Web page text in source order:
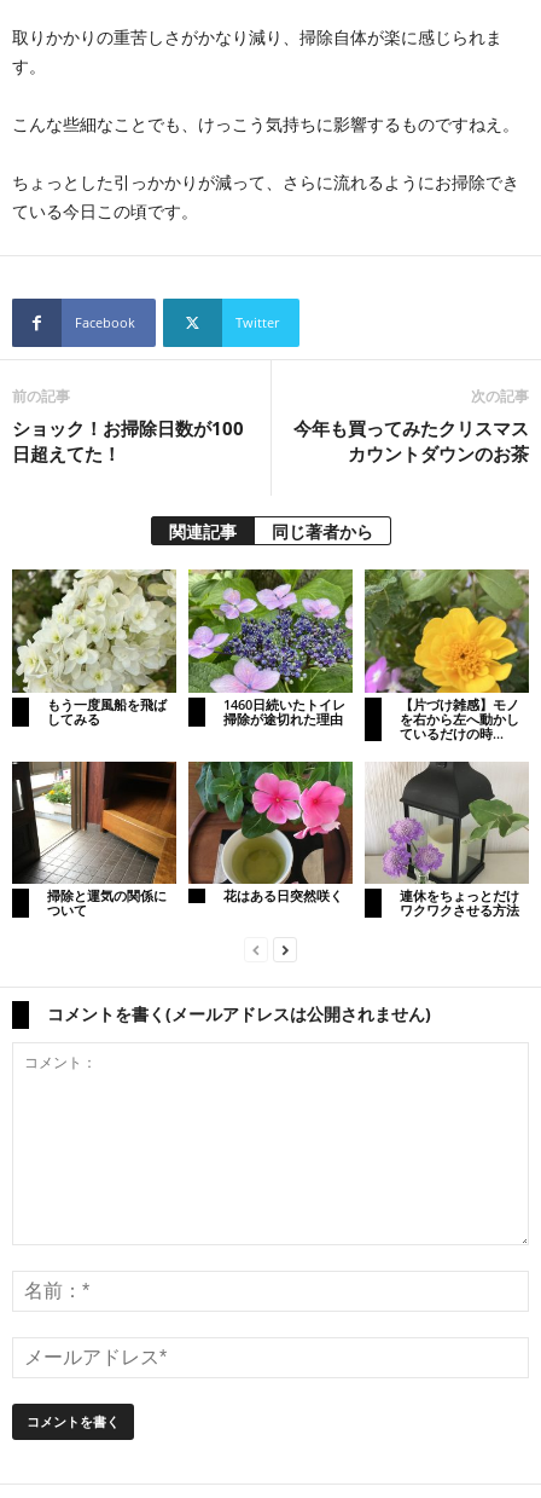
取りかかりの重苦しさがかなり減り、掃除自体が楽に感じられま
す。
こんな些細なことでも、けっこう気持ちに影響するものですねえ。
ちょっとした引っかかりが減って、さらに流れるようにお掃除でき
ている今日この頃です。
Facebook Twitter
前の記事
ショック！お掃除日数が100
日超えてた！
次の記事
今年も買ってみたクリスマス
カウントダウンのお茶
関連記事 同じ著者から
もう一度風船を飛ば
してみる
1460日続いたトイレ
掃除が途切れた理由
【片づけ雑感】モノ
を右から左へ動かし
ているだけの時...
掃除と運気の関係に
ついて
花はある日突然咲く
連休をちょっとだけ
ワクワクさせる方法
コメントを書く(メールアドレスは公開されません)